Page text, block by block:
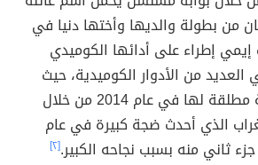
من بطولة والديها وأختها دنيا في
لاقت إيمي إطراء على أدائها الكوميدي
من الأدوار الكوميدية، حيث
حازت على أول بطولة مطلقة لها في عام 2014 من خلال
الذي أحدث ضجة كبيرة في عام
جزء ثاني منه بسبب نجاحه الكبير.[٢]